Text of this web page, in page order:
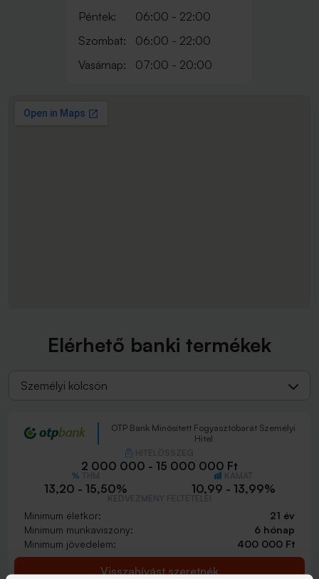
Péntek:
06:00 - 22:00
Szombat:
06:00 - 22:00
Vasárnap:
07:00 - 20:00
Elérhető banki termékek
Személyi kölcsön
OTP Bank Minősített Fogyasztóbarát Személyi
Hitel
2 000 000 - 15 000 000 Ft
13,20 - 15,50% 10,99 - 13,99%
Minimum életkor:
21 év
Minimum munkaviszony:
6 hónap
Minimum jövedelem:
400 000 Ft
Visszahívást szeretnék